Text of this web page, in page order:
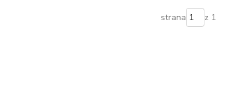
strana z 1